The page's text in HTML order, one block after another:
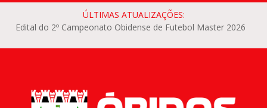
ÚLTIMAS ATUALIZAÇÕES:
Edital do 2º Campeonato Obidense de Futebol Master 2026